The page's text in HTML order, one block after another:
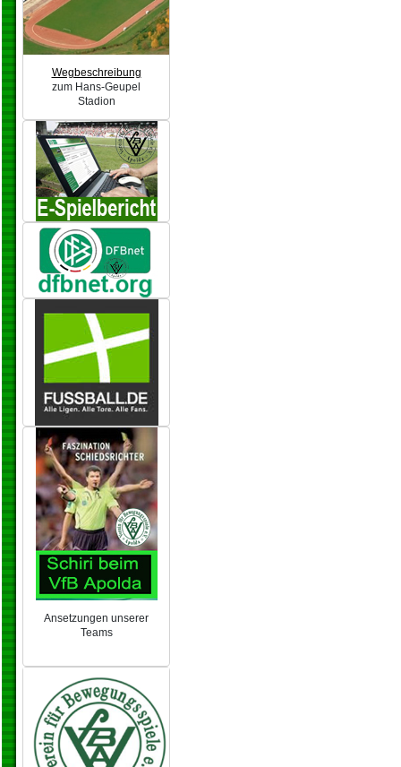
Wegbeschreibung
zum Hans-Geupel
Stadion
Ansetzungen unserer
Teams